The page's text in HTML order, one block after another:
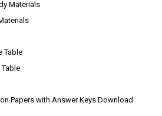
Materials
Table
Table
Papers with Answer Keys Download